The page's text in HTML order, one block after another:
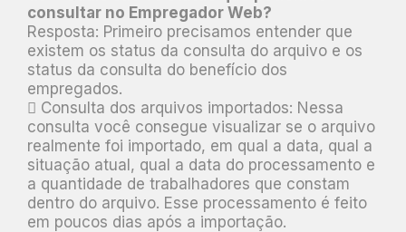
consultar no Empregador Web?
Resposta: Primeiro precisamos entender que
existem os status da consulta do arquivo e os
status da consulta do benefício dos
empregados.
 Consulta dos arquivos importados: Nessa
consulta você consegue visualizar se o arquivo
realmente foi importado, em qual a data, qual a
situação atual, qual a data do processamento e
a quantidade de trabalhadores que constam
dentro do arquivo. Esse processamento é feito
em poucos dias após a importação.